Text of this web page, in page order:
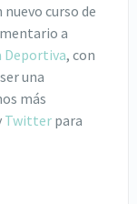
curso de
a
Deportiva, con
una
más
Twitter para